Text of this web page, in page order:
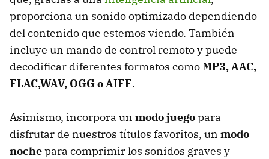
proporciona un sonido optimizado dependiendo
del contenido que estemos viendo. También
incluye un mando de control remoto y puede
decodificar diferentes formatos comoMP3, AAC,
FLAC,WAV, OGG o AIFF.
Asimismo, incorpora un modo juegopara
disfrutar de nuestros títulos favoritos, un modo
nochepara comprimir los sonidos graves y